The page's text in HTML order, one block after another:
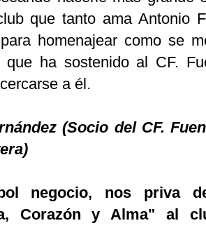
que tanto ama Antonio
homenajear como se
que ha sostenido al CF.
a él.
(Socio del CF.
negocio, nos priva
Corazón y Alma" al